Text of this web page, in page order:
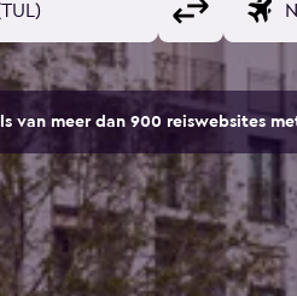
van meer dan 900 reiswebsites